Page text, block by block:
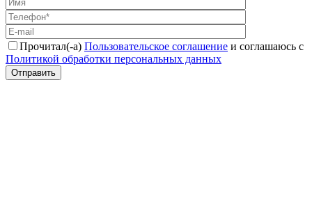
Прочитал(-а) Пользовательское соглашение и соглашаюсь с
Политикой обработки персональных данных
Отправить